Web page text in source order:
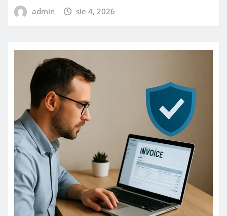
admin sie 4, 2026